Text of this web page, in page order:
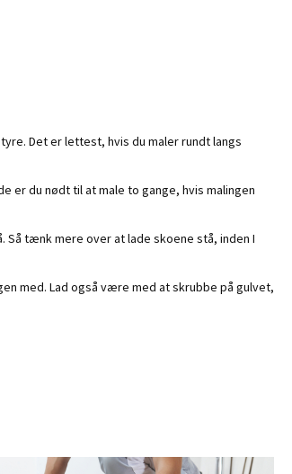
Det er lettest, hvis du maler rundt langs
du nødt til at male to gange, hvis malingen
Så tænk mere over at lade skoene stå, inden I
med. Lad også være med at skrubbe på gulvet,